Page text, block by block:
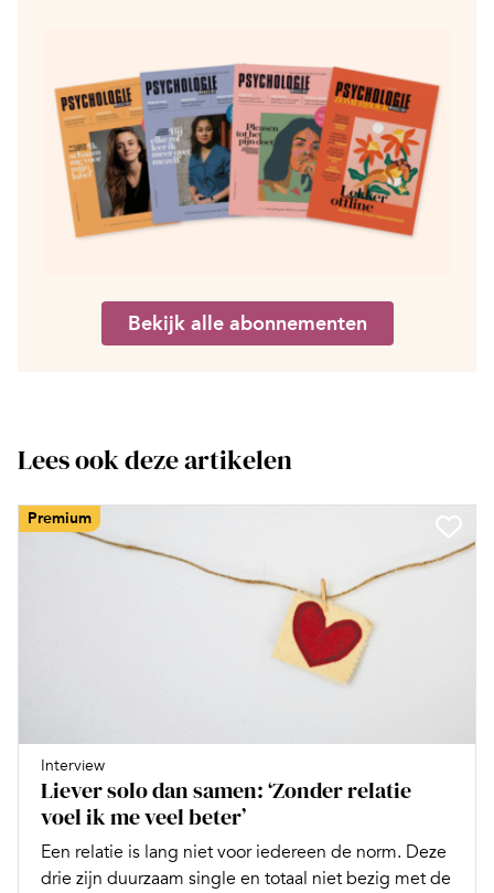
Bekijk alle abonnementen
Lees ook deze artikelen
Premium
Interview
Liever solo dan samen: ‘Zonder relatie
voel ik me veel beter’
Een relatie is lang niet voor iedereen de norm. Deze
drie zijn duurzaam single en totaal niet bezig met de